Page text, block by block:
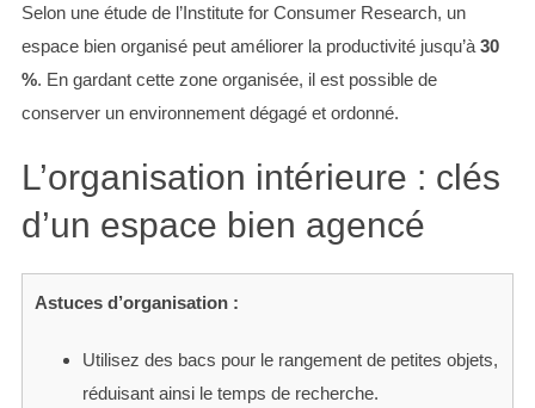
Selon une étude de l’Institute for Consumer Research, un
espace bien organisé peut améliorer la productivité jusqu’à 30
%. En gardant cette zone organisée, il est possible de
conserver un environnement dégagé et ordonné.
L’organisation intérieure : clés
d’un espace bien agencé
Astuces d’organisation :
Utilisez des bacs pour le rangement de petites objets,
réduisant ainsi le temps de recherche.
S
a
r